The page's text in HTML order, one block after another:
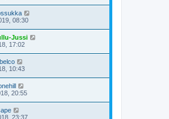
08:30
Jussi
17:02
10:43
20:55
23:37